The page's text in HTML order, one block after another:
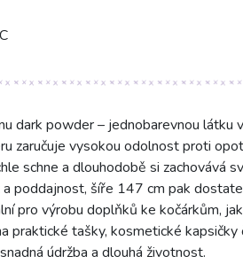
dark powder – jednobarevnou látku
zaručuje vysokou odolnost proti
schne a dlouhodobě si zachovává
poddajnost, šíře 147 cm pak
pro výrobu doplňků ke kočárkům,
praktické tašky, kosmetické
údržba a dlouhá životnost.